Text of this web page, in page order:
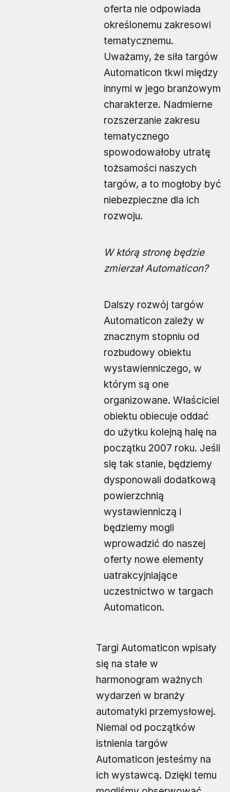
oferta nie odpowiada
określonemu zakresowi
tematycznemu.
Uważamy, że siła targów
Automaticon tkwi między
innymi w jego branżowym
charakterze. Nadmierne
rozszerzanie zakresu
tematycznego
spowodowałoby utratę
tożsamości naszych
targów, a to mogłoby być
niebezpieczne dla ich
rozwoju.
W którą stronę będzie
zmierzał Automaticon?
Dalszy rozwój targów
Automaticon zależy w
znacznym stopniu od
rozbudowy obiektu
wystawienniczego, w
którym są one
organizowane. Właściciel
obiektu obiecuje oddać
do użytku kolejną halę na
początku 2007 roku. Jeśli
się tak stanie, będziemy
dysponowali dodatkową
powierzchnią
wystawienniczą i
będziemy mogli
wprowadzić do naszej
oferty nowe elementy
uatrakcyjniające
uczestnictwo w targach
Automaticon.
Targi Automaticon wpisały
się na stałe w
harmonogram ważnych
wydarzeń w branży
automatyki przemysłowej.
Niemal od początków
istnienia targów
Automaticon jesteśmy na
ich wystawcą. Dzięki temu